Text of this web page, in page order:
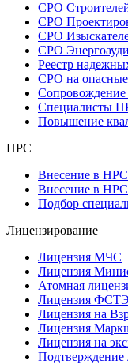
СРО
СРО
СРО
СРО
Реестр
СРО на
Специалисты
Повышение
НРС
Внесение в
Внесение в
Подбор
Лицензирование
Лицензия МЧС
Лицензия
Атомная
Лицензия
Лицензия на
Лицензия
Лицензия на